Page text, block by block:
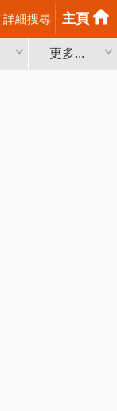
詳細搜尋 主頁
更多...